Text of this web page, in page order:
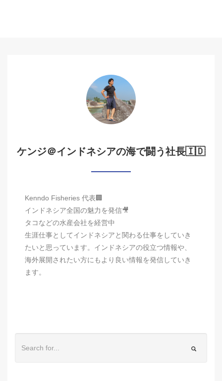
ケンジ＠インドネシアの海で闘う社長🇮🇩
Kenndo Fisheries 代表🏢
インドネシア全国の魅力を発信🎥
タコなどの水産会社を経営中
生涯仕事としてインドネシアと関わる仕事をしていき
たいと思っています。インドネシアの役立つ情報や、
海外展開されたい方にもより良い情報を発信していき
ます。